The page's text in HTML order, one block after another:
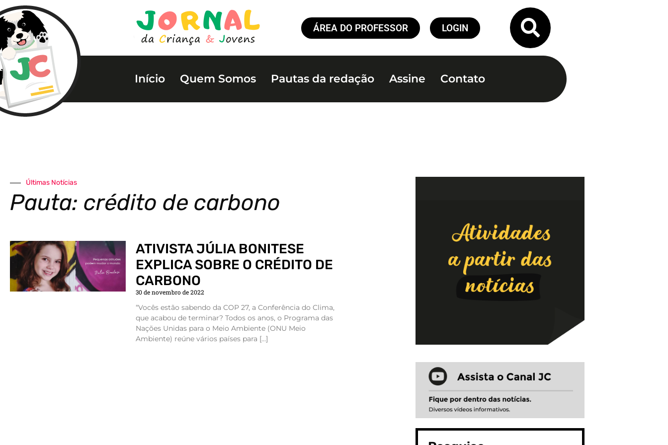
ÁREA DO PROFESSOR LOGIN
Início Quem Somos Pautas da redação Assine Contato
Últimas Notícias
Pauta: crédito de carbono
ATIVISTA JÚLIA BONITESE
EXPLICA SOBRE O CRÉDITO DE
CARBONO
30 de novembro de 2022
“Vocês estão sabendo da COP 27, a Conferência do Clima,
que acabou de terminar? Todos os anos, o Programa das
Nações Unidas para o Meio Ambiente (ONU Meio
Ambiente) reúne vários países para […]